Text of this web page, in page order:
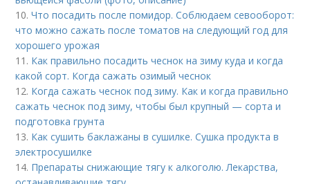
10.Что посадить после помидор. Соблюдаем севооборот:
что можно сажать после томатов на следующий год для
хорошего урожая
11. Как правильно посадить чеснок на зиму куда и когда
какой сорт. Когда сажать озимый чеснок
12. Когда сажать чеснок под зиму. Как и когда правильно
сажать чеснок под зиму, чтобы был крупный — сорта и
подготовка грунта
13. Как сушить баклажаны в сушилке. Сушка продукта в
электросушилке
14. Препараты снижающие тягу к алкоголю. Лекарства,